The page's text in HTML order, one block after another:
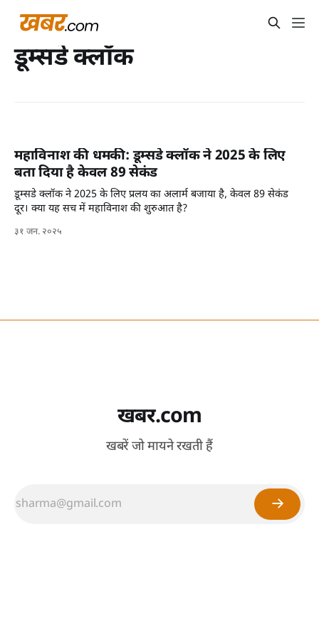
डूम्सडे क्लॉक
महाविनाश की धमकी: डूम्सडे क्लॉक ने 2025 के लिए
बता दिया है केवल 89 सेकंड
डूम्सडे क्लॉक ने 2025 के लिए प्रलय का अलार्म बजाया है, केवल 89 सेकंड
दूर। क्या यह सच में महाविनाश की शुरुआत है?
३१ जन. २०२५
खबर.com
खबरें जो मायने रखती हैं